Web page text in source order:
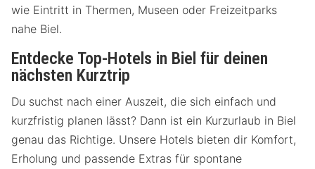
wie Eintritt in Thermen, Museen oder Freizeitparks
nahe Biel.
Entdecke Top-Hotels in Biel für deinen
nächsten Kurztrip
Du suchst nach einer Auszeit, die sich einfach und
kurzfristig planen lässt? Dann ist ein Kurzurlaub in Biel
genau das Richtige. Unsere Hotels bieten dir Komfort,
Erholung und passende Extras für spontane